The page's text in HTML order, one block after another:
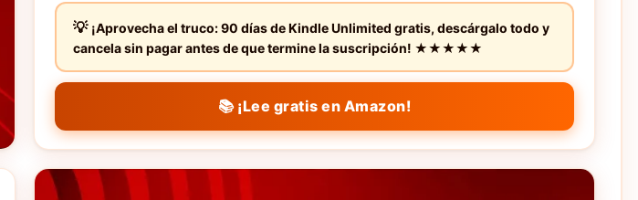
¡Aprovecha el truco: 90 días de Kindle Unlimited gratis, descárgalo todo y
cancela sin pagar antes de que termine la suscripción! ★★★★★
📚 ¡Lee gratis en Amazon!